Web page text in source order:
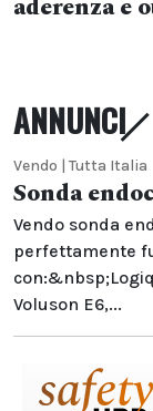
aderenza e
ANNUNCI
Vendo | Tutta Italia
Sonda
Vendo sonda
perfettamente
Voluson E6,...